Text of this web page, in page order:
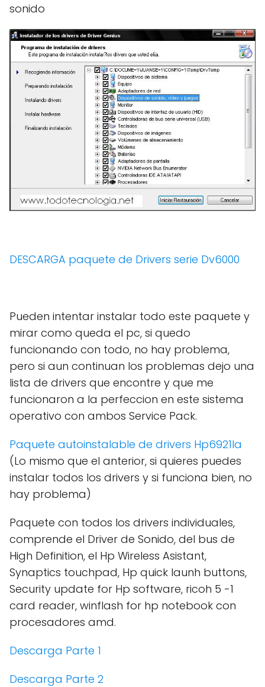
sonido
DESCARGA paquete de Drivers serie Dv6000
Pueden intentar instalar todo este paquete y
mirar como queda el pc, si quedo
funcionando con todo, no hay problema,
pero si aun continuan los problemas dejo una
lista de drivers que encontre y que me
funcionaron a la perfeccion en este sistema
operativo con ambos Service Pack.
Paquete autoinstalable de drivers Hp6921la
(Lo mismo que el anterior, si quieres puedes
instalar todos los drivers y si funciona bien, no
hay problema)
Paquete con todos los drivers individuales,
comprende el Driver de Sonido, del bus de
High Definition, el Hp Wireless Asistant,
Synaptics touchpad, Hp quick launh buttons,
Security update for Hp software, ricoh 5 -1
card reader, winflash for hp notebook con
procesadores amd.
Descarga Parte 1
Descarga Parte 2